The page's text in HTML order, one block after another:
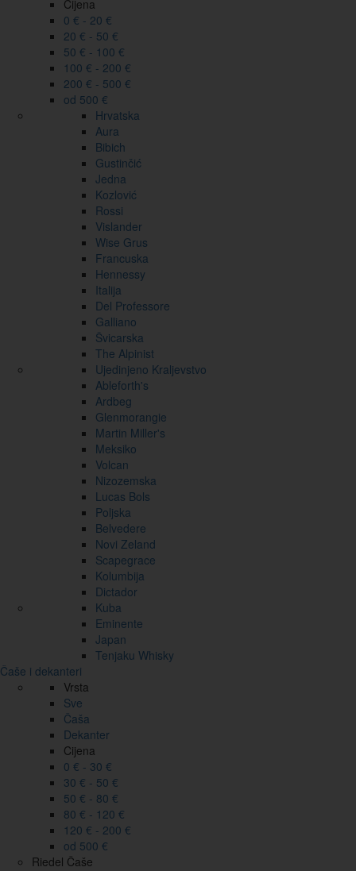
Cijena
0 € - 20 €
20 € - 50 €
50 € - 100 €
100 € - 200 €
200 € - 500 €
od 500 €
Hrvatska
Aura
Bibich
Gustinčić
Jedna
Kozlović
Rossi
Vislander
Wise Grus
Francuska
Hennessy
Italija
Del Professore
Galliano
Švicarska
The Alpinist
Ujedinjeno Kraljevstvo
Ableforth's
Ardbeg
Glenmorangie
Martin Miller's
Meksiko
Volcan
Nizozemska
Lucas Bols
Poljska
Belvedere
Novi Zeland
Scapegrace
Kolumbija
Dictador
Kuba
Eminente
Japan
Tenjaku Whisky
Čaše i dekanteri
Vrsta
Sve
Čaša
Dekanter
Cijena
0 € - 30 €
30 € - 50 €
50 € - 80 €
80 € - 120 €
120 € - 200 €
od 500 €
Riedel Čaše